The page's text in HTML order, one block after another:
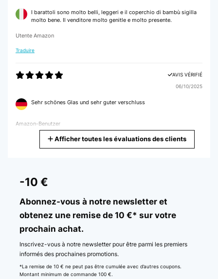
I barattoli sono molto belli, leggeri e il coperchio di bambù sigilla
molto bene. Il venditore molto genitle e molto presente.
Utente Amazon
Traduire
AVIS VÉRIFIÉ
06/10/2025
Sehr schönes Glas und sehr guter verschluss
Amazon-Benutzer
Deckel passt gut dazu und vollendet das schöne Design.
Cornelia
Traduire
29/04/2024
Afficher toutes les évaluations des clients
-10 €
Abonnez-vous à notre newsletter et
obtenez une remise de 10 €* sur votre
prochain achat.
Inscrivez-vous à notre newsletter pour être parmi les premiers
informés des prochaines promotions.
*La remise de 10 € ne peut pas être cumulée avec d’autres coupons.
Montant minimum de commande 100 €.